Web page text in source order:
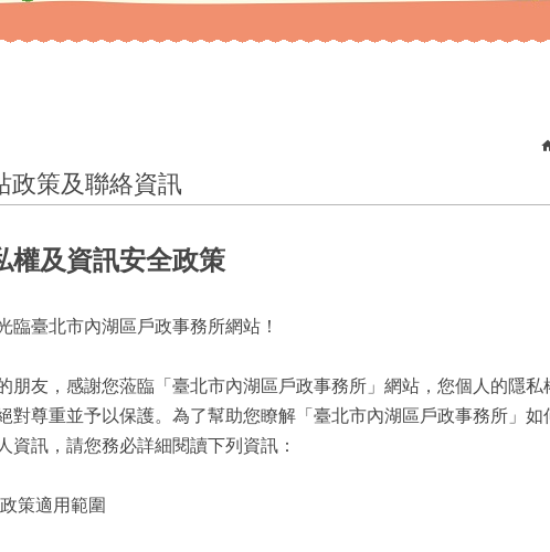
政策及聯絡資訊
權及資訊安全政策
臨臺北市內湖區戶政事務所網站！
朋友，感謝您蒞臨「臺北市內湖區戶政事務所」網站，您個人的隱
對尊重並予以保護。為了幫助您瞭解「臺北市內湖區戶政事務所」
資訊，請您務必詳細閱讀下列資訊：
策適用範圍